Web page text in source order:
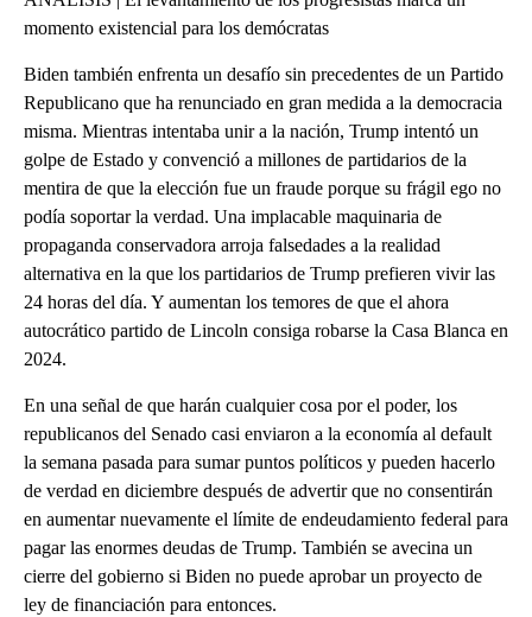
momento existencial para los demócratas
Biden también enfrenta un desafío sin precedentes de un Partido
Republicano que ha renunciado en gran medida a la democracia
misma. Mientras intentaba unir a la nación, Trump intentó un
golpe de Estado y convenció a millones de partidarios de la
mentira de que la elección fue un fraude porque su frágil ego no
podía soportar la verdad. Una implacable maquinaria de
propaganda conservadora arroja falsedades a la realidad
alternativa en la que los partidarios de Trump prefieren vivir las
24 horas del día. Y aumentan los temores de que el ahora
autocrático partido de Lincoln consiga robarse la Casa Blanca en
2024.
En una señal de que harán cualquier cosa por el poder, los
republicanos del Senado casi enviaron a la economía al default
la semana pasada para sumar puntos políticos y pueden hacerlo
de verdad en diciembre después de advertir que no consentirán
en aumentar nuevamente el límite de endeudamiento federal para
pagar las enormes deudas de Trump. También se avecina un
cierre del gobierno si Biden no puede aprobar un proyecto de
ley de financiación para entonces.